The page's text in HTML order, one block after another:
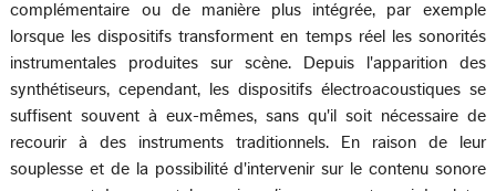
complémentaire ou de manière plus intégrée, par exemple
lorsque les dispositifs transforment en temps réel les sonorités
instrumentales produites sur scène. Depuis l'apparition des
synthétiseurs, cependant, les dispositifs électroacoustiques se
suffisent souvent à eux-mêmes, sans qu'il soit nécessaire de
recourir à des instruments traditionnels. En raison de leur
souplesse et de la possibilité d'intervenir sur le contenu sonore